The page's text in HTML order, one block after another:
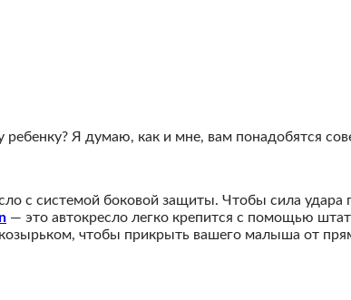
Я думаю, как и мне, вам понадобятся
с системой боковой защиты. Чтобы сила
— это автокресло легко крепится с помощью
чтобы прикрыть вашего малыша от